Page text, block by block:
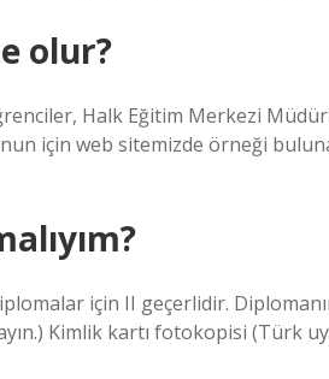
olur?
Halk Eğitim Merkezi
için web sitemizde örneği
için II geçerlidir.
Kimlik kartı fotokopisi (Türk